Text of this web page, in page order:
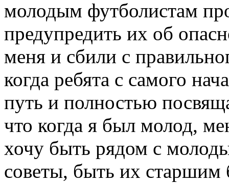
молодым футболистам
предупредить их об
меня и сбили с
когда ребята с самого
путь и полностью
что когда я был молод,
хочу быть рядом с
советы, быть их старшим